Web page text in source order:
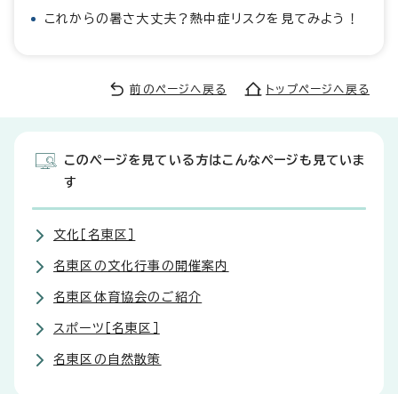
これからの暑さ大丈夫？熱中症リスクを見てみよう！
前のページへ戻る トップページへ戻る
このページを見ている方はこんなページも見ていま
す
文化［名東区］
名東区の文化行事の開催案内
名東区体育協会のご紹介
スポーツ［名東区］
名東区の自然散策